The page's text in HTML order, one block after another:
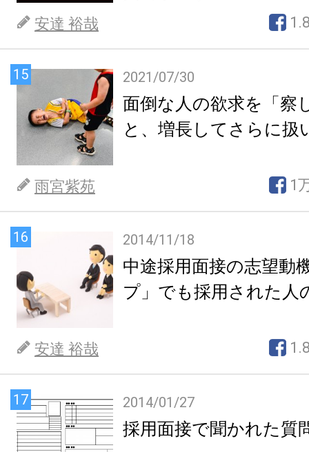
安達 裕哉
15 2021/07/30
面倒な人の欲求を「察
と、増長してさらに扱
雨宮紫苑 1
16 2014/11/18
中途採用面接の志望動
プ」でも採用された人
安達 裕哉
17 2014/01/27
採用面接で聞かれた質